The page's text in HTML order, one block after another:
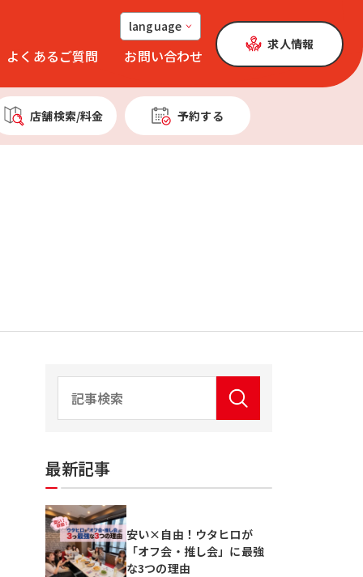
language
よくあるご質問 お問い合わせ
求人情報
店舗検索/料金 予約する
最新記事
安い×自由！ウタヒロが
「オフ会・推し会」に最強
な3つの理由